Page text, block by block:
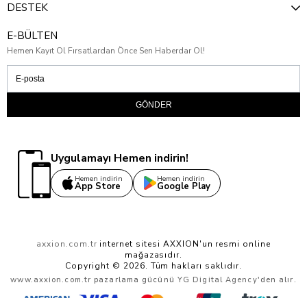
DESTEK
E-BÜLTEN
Hemen Kayıt Ol Fırsatlardan Önce Sen Haberdar Ol!
GÖNDER
Uygulamayı Hemen indirin!
Hemen indirin
App Store
Hemen indirin
Google Play
axxion.com.tr internet sitesi AXXION'un resmi online
mağazasıdır.
Copyright © 2026. Tüm hakları saklıdır.
www.axxion.com.tr pazarlama gücünü YG Digital Agency'den alır.